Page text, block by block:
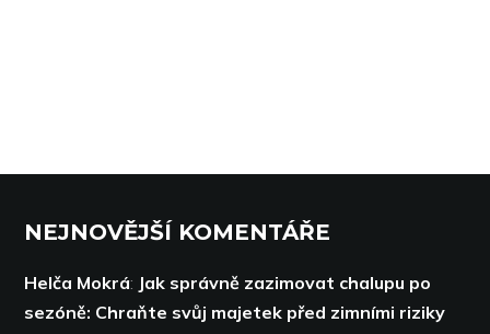
NEJNOVĚJŠÍ KOMENTÁŘE
Helča Mokrá: Jak správně zazimovat chalupu po
sezóně: Chraňte svůj majetek před zimními riziky